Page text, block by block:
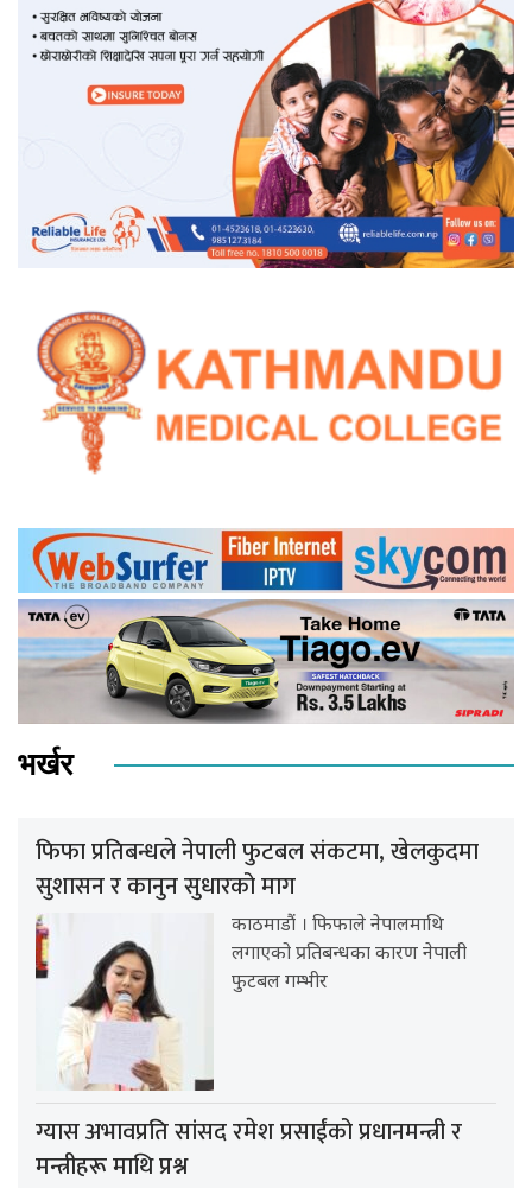
भर्खर
फिफा प्रतिबन्धले नेपाली फुटबल संकटमा, खेलकुदमा
सुशासन र कानुन सुधारको माग
काठमाडौं । फिफाले नेपालमाथि
लगाएको प्रतिबन्धका कारण नेपाली
फुटबल गम्भीर
ग्यास अभावप्रति सांसद रमेश प्रसाईंको प्रधानमन्त्री र
मन्त्रीहरू माथि प्रश्न